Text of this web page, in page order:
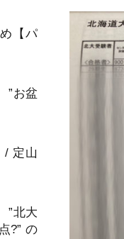
【パ
お盆
定山
北大
?” の